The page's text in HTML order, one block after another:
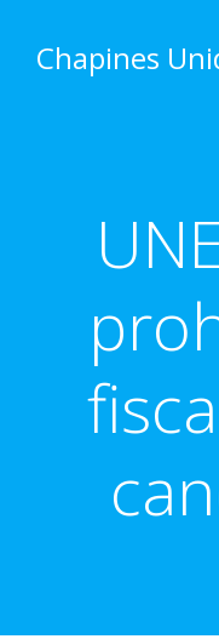
Chapines